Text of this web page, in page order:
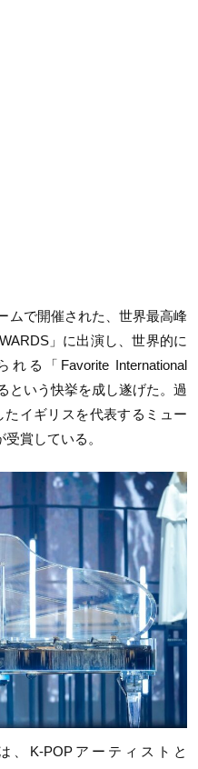
ムで開催された、世界最高峰
」に出演し、世界的に
る「Favorite International
という快挙を成し遂げた。過
イギリスを代表するミュー
賞している。
、K-POPアーティストと